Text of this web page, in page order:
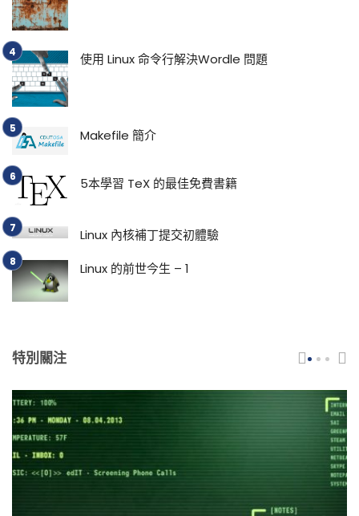
使用 Linux 命令行解決Wordle 問題
Makefile 簡介
5本學習 TeX 的最佳免費書籍
Linux 內核補丁提交初體驗
Linux 的前世今生 – 1
特別關注